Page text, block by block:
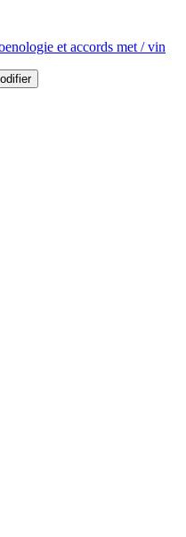
et accords met / vin